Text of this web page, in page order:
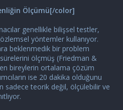
Ölçümü[/color]
genellikle bilişsel testler,
yöntemler kullanıyor.
beklenmedik bir problem
ölçmüş (Friedman &
bireylerin ortalama çözüm
ise 20 dakika olduğunu
sadece teorik değil, ölçülebilir ve